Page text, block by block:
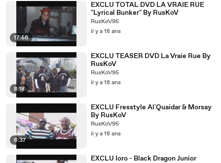
17:56
EXCLU TOTAL DVD LA VRAIE RUE
"Lyrical Bunker" By RusKoV
RusKoV95
il y a 18 ans
8:18
EXCLU TEASER DVD La Vraie Rue By
RusKoV
RusKoV95
il y a 18 ans
6:37
EXCLU Fresstyle Al'Quaidar & Morsay
By RusKoV
RusKoV95
il y a 18 ans
EXCLU Ioro - Black Dragon Junior